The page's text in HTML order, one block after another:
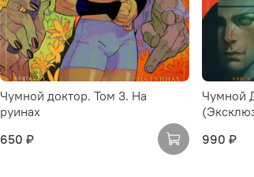
Чумной доктор. Том 3. На
руинах
650 ₽
Чумной
990 ₽